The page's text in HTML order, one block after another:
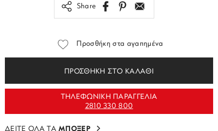
Share
Προσθήκη στα αγαπημένα
ΠΡΟΣΘΗΚΗ ΣΤΟ ΚΑΛΑΘΙ
ΤΗΛΕΦΩΝΙΚΗ ΠΑΡΑΓΓΕΛΙΑ
2810 330 800
ΔΕΙΤΕ ΟΛΑ ΤΑΜΠΟΞΕΡ